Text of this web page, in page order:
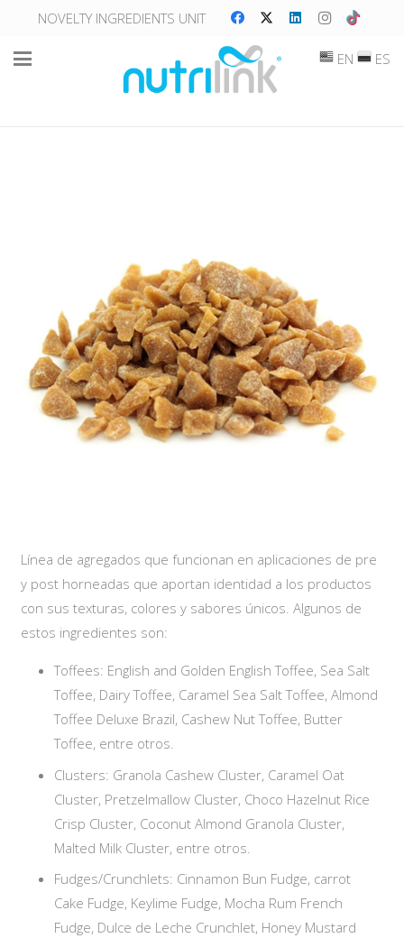
NOVELTY INGREDIENTS UNIT
EN ES
Línea de agregados que funcionan en aplicaciones de pre
y post horneadas que aportan identidad a los productos
con sus texturas, colores y sabores únicos. Algunos de
estos ingredientes son:
Toffees: English and Golden English Toffee, Sea Salt
Toffee, Dairy Toffee, Caramel Sea Salt Toffee, Almond
Toffee Deluxe Brazil, Cashew Nut Toffee, Butter
Toffee, entre otros.
Clusters: Granola Cashew Cluster, Caramel Oat
Cluster, Pretzelmallow Cluster, Choco Hazelnut Rice
Crisp Cluster, Coconut Almond Granola Cluster,
Malted Milk Cluster, entre otros.
Fudges/Crunchlets: Cinnamon Bun Fudge, carrot
Cake Fudge, Keylime Fudge, Mocha Rum French
Fudge, Dulce de Leche Crunchlet, Honey Mustard